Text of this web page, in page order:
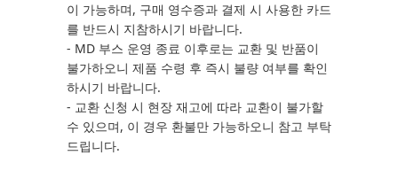
이 가능하며, 구매 영수증과 결제 시 사용한 카드
를 반드시 지참하시기 바랍니다.
- MD 부스 운영 종료 이후로는 교환 및 반품이
불가하오니 제품 수령 후 즉시 불량 여부를 확인
하시기 바랍니다.
- 교환 신청 시 현장 재고에 따라 교환이 불가할
수 있으며, 이 경우 환불만 가능하오니 참고 부탁
드립니다.